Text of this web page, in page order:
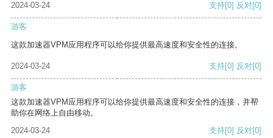
2024-03-24 支持[0] 反对[0]
游客
这款加速器VPM应用程序可以给你提供最高速度和安全性的连接。
2024-03-24 支持[0] 反对[0]
游客
这款加速器VPM应用程序可以给你提供最高速度和安全性的连接，并帮
助你在网络上自由移动。
2024-03-24
支持[0] 反对[0]